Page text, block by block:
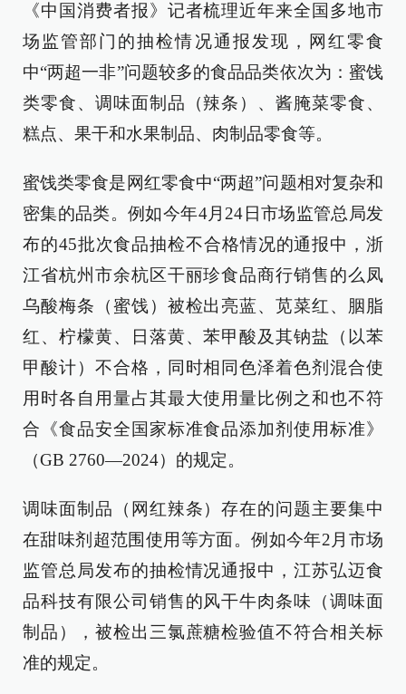
《中国消费者报》记者梳理近年来全国多地市
场监管部门的抽检情况通报发现，网红零食
中“两超一非”问题较多的食品品类依次为：蜜饯
类零食、调味面制品（辣条）、酱腌菜零食、
糕点、果干和水果制品、肉制品零食等。
蜜饯类零食是网红零食中“两超”问题相对复杂和
密集的品类。例如今年4月24日市场监管总局发
布的45批次食品抽检不合格情况的通报中，浙
江省杭州市余杭区干丽珍食品商行销售的么凤
乌酸梅条（蜜饯）被检出亮蓝、苋菜红、胭脂
红、柠檬黄、日落黄、苯甲酸及其钠盐（以苯
甲酸计）不合格，同时相同色泽着色剂混合使
用时各自用量占其最大使用量比例之和也不符
合《食品安全国家标准食品添加剂使用标准》
（GB 2760—2024）的规定。
调味面制品（网红辣条）存在的问题主要集中
在甜味剂超范围使用等方面。例如今年2月市场
监管总局发布的抽检情况通报中，江苏弘迈食
品科技有限公司销售的风干牛肉条味（调味面
制品），被检出三氯蔗糖检验值不符合相关标
准的规定。